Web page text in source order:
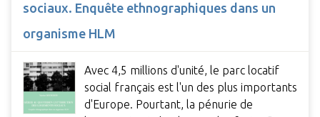
sociaux. Enquête ethnographiques dans un
organisme HLM
Avec 4,5 millions d'unité, le parc locatif
social français est l'un des plus importants
d'Europe. Pourtant, la pénurie de